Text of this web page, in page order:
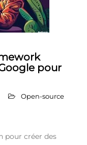
pour
Open-source
pour créer des